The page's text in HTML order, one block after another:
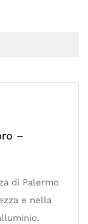
–
di Palermo
e nella